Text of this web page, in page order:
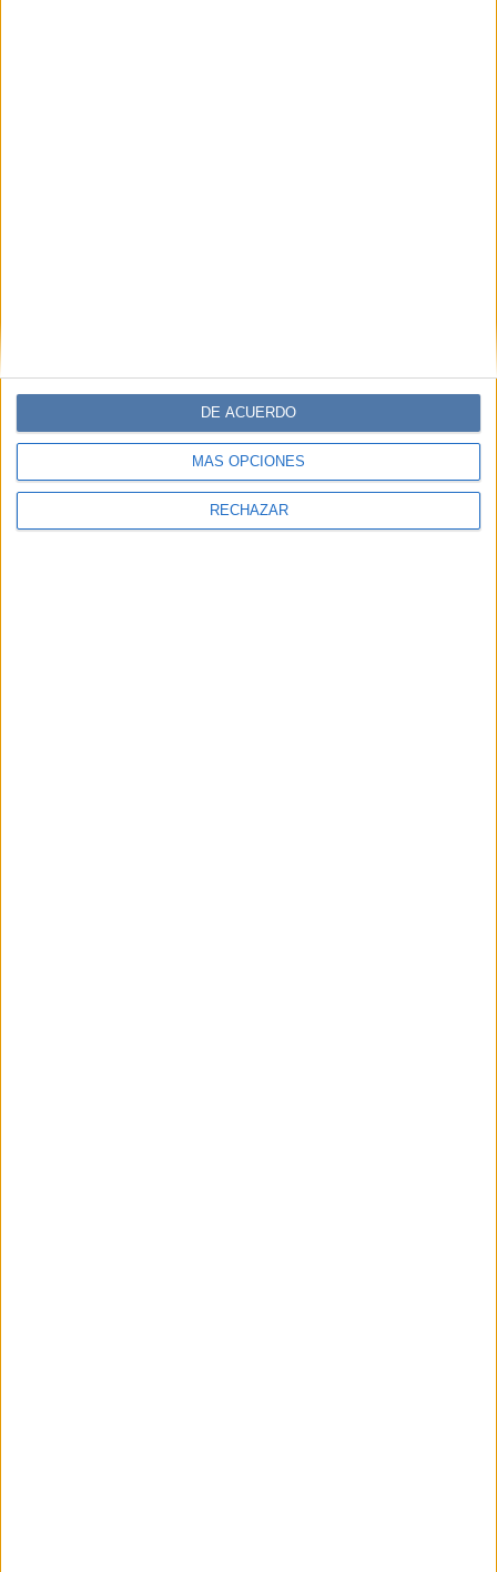
MÁS OPCIONES
RECHAZAR
DE ACUERDO